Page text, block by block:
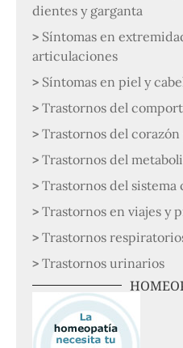
dientes y garganta
Síntomas en
articulaciones
Síntomas en piel y
Trastornos del
Trastornos del
Trastornos del
Trastornos del
Trastornos en viajes y
Trastornos
Trastornos urinarios